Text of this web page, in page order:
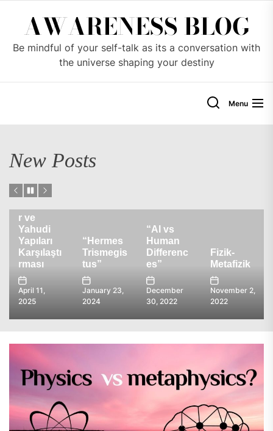
content
AWARENESS BLOG
Be mindful of your self-talk as its a conversation with
the universe shaping your destiny
Menu
New Posts
Türkiye’d
eki
r ve
Yahudi
Yapıları
Karşılaştı
rması
April 11,
2025
“Hermes
Trismegis
tus”
January 23,
2024
“AI vs
Human
Differenc
es”
December
30, 2022
Fizik-
Metafizik
November 2,
2022